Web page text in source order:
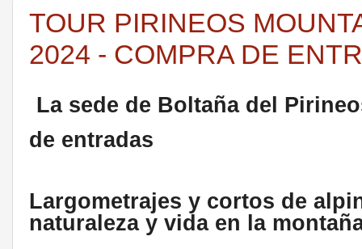
TOUR PIRINEOS
2024 - COMPRA DE
La sede de Boltaña del
de entradas
Largometrajes y cortos de
naturaleza y vida en la